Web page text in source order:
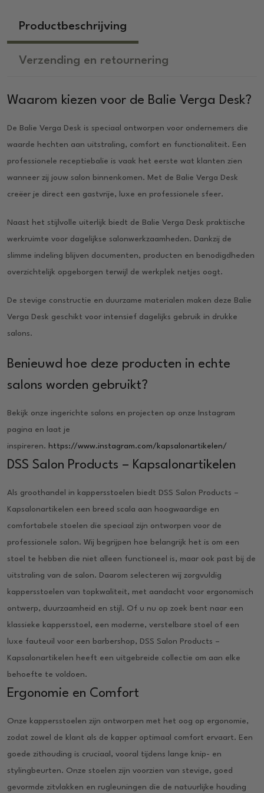
Productbeschrijving
Verzending en retournering
Waarom kiezen voor de Balie Verga Desk?
De Balie Verga Desk is speciaal ontworpen voor ondernemers die
waarde hechten aan uitstraling, comfort en functionaliteit. Een
professionele receptiebalie is vaak het eerste wat klanten zien
wanneer zij jouw salon binnenkomen. Met de Balie Verga Desk
creëer je direct een gastvrije, luxe en professionele sfeer.
Naast het stijlvolle uiterlijk biedt de Balie Verga Desk praktische
werkruimte voor dagelijkse salonwerkzaamheden. Dankzij de
slimme indeling blijven documenten, producten en benodigdheden
overzichtelijk opgeborgen terwijl de werkplek netjes oogt.
De stevige constructie en duurzame materialen maken deze Balie
Verga Desk geschikt voor intensief dagelijks gebruik in drukke
salons.
Benieuwd hoe deze producten in echte
salons worden gebruikt?
Bekijk onze ingerichte salons en projecten op onze Instagram
pagina en laat je
inspireren. https://www.instagram.com/kapsalonartikelen/
DSS Salon Products – Kapsalonartikelen
Als groothandel in kappersstoelen biedt DSS Salon Products –
Kapsalonartikelen een breed scala aan hoogwaardige en
comfortabele stoelen die speciaal zijn ontworpen voor de
professionele salon. Wij begrijpen hoe belangrijk het is om een
stoel te hebben die niet alleen functioneel is, maar ook past bij de
uitstraling van de salon. Daarom selecteren wij zorgvuldig
kappersstoelen van topkwaliteit, met aandacht voor ergonomisch
ontwerp, duurzaamheid en stijl. Of u nu op zoek bent naar een
klassieke kappersstoel, een moderne, verstelbare stoel of een
luxe fauteuil voor een barbershop, DSS Salon Products –
Kapsalonartikelen heeft een uitgebreide collectie om aan elke
behoefte te voldoen.
Ergonomie en Comfort
Onze kappersstoelen zijn ontworpen met het oog op ergonomie,
zodat zowel de klant als de kapper optimaal comfort ervaart. Een
goede zithouding is cruciaal, vooral tijdens lange knip- en
stylingbeurten. Onze stoelen zijn voorzien van stevige, goed
gevormde zitvlakken en rugleuningen die de natuurlijke houding